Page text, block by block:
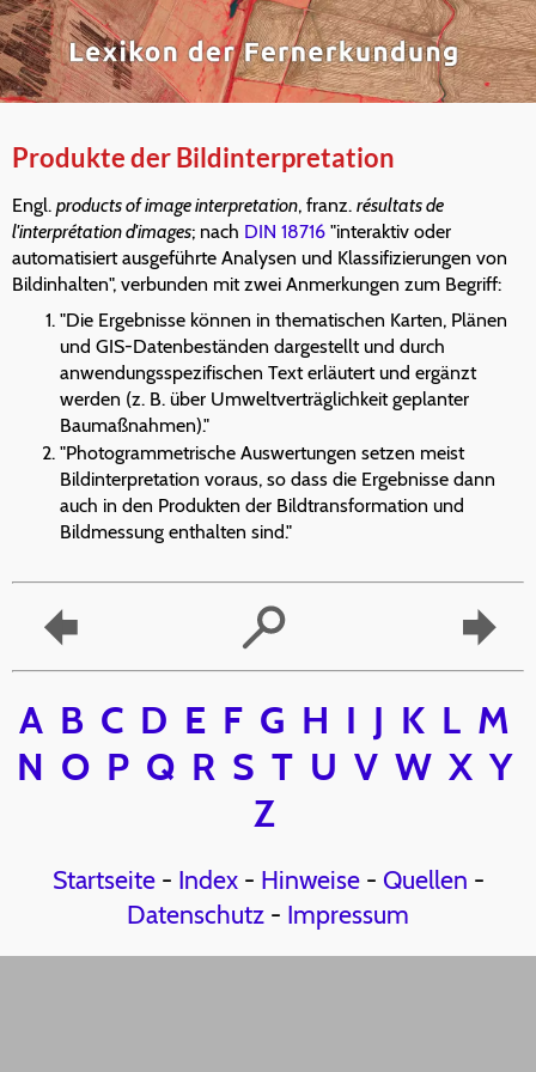
Produkte der Bildinterpretation
Engl. products of image interpretation, franz. résultats de
l'interprétation d'images; nach DIN 18716 "interaktiv oder
automatisiert ausgeführte Analysen und Klassifizierungen von
Bildinhalten", verbunden mit zwei Anmerkungen zum Begriff:
"Die Ergebnisse können in thematischen Karten, Plänen
und GIS-Datenbeständen dargestellt und durch
anwendungsspezifischen Text erläutert und ergänzt
werden (z. B. über Umweltverträglichkeit geplanter
Baumaßnahmen)."
"Photogrammetrische Auswertungen setzen meist
Bildinterpretation voraus, so dass die Ergebnisse dann
auch in den Produkten der Bildtransformation und
Bildmessung enthalten sind."
A B C D E F G H I J K L M
N O P Q R S T U V W X Y
Z
Startseite- Index- Hinweise- Quellen -
Datenschutz - Impressum